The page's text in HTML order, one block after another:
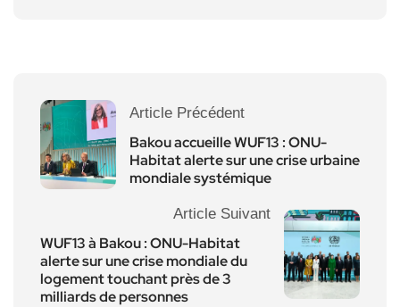
Article Précédent
Bakou accueille WUF13 : ONU-
Habitat alerte sur une crise urbaine
mondiale systémique
Article Suivant
WUF13 à Bakou : ONU-Habitat
alerte sur une crise mondiale du
logement touchant près de 3
milliards de personnes